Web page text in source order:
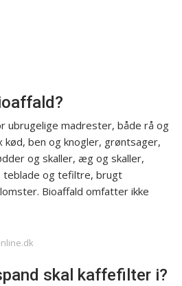
ubrugelige madrester, både rå og
ben og knogler, grøntsager,
og skaller, æg og skaller,
teblade og tefiltre, brugt
Bioaffald omfatter ikke
skal kaffefilter i?